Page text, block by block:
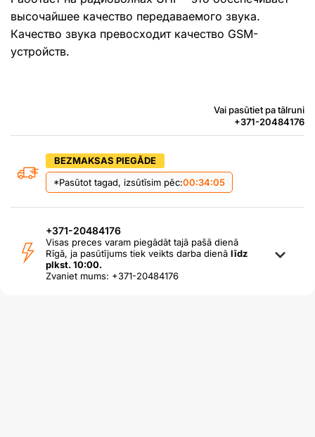
высочайшее качество передаваемого звука.
Качество звука превосходит качество GSM-
устройств.
Vai pasūtiet pa tālruni
+371-20484176
BEZMAKSAS PIEGĀDE
*Pasūtot tagad, izsūtīsim pēc:00:34:05
+371-20484176
Visas preces varam piegādāt tajā pašā dienā
Rīgā, ja pasūtījums tiek veikts darba dienā līdz
plkst. 10:00.
Zvaniet mums: +371-20484176